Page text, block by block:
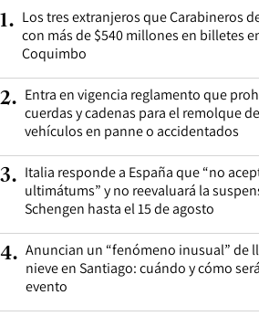
1. Los tres extranjeros que Carabineros
con más de $540 millones en billetes
Coquimbo
2. Entra en vigencia reglamento que
cuerdas y cadenas para el remolque de
vehículos en panne o accidentados
3. Italia responde a España que “no
ultimátums” y no reevaluará la
Schengen hasta el 15 de agosto
4. Anuncian un “fenómeno inusual” de
nieve en Santiago: cuándo y cómo
evento